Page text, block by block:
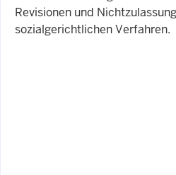
Revisionen und
sozialgerichtlichen Verfahren.